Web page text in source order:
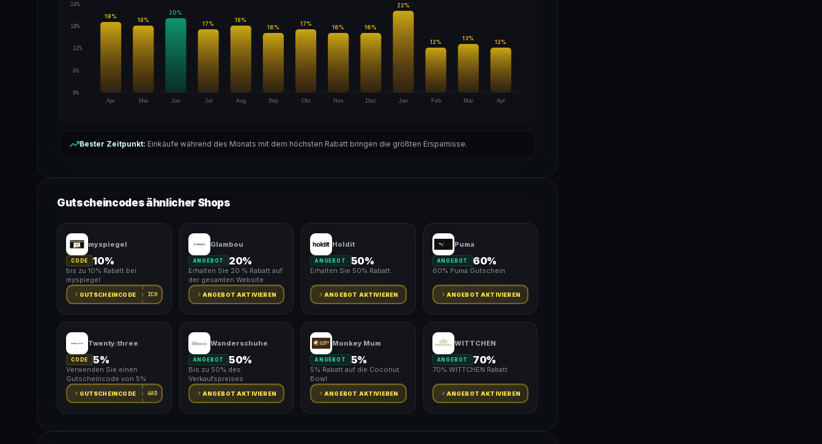
24%
18%
12%
6%
0%
Apr
19%
Mai
18%
Jun
20%
Jul
17%
Aug
18%
Sep
16%
Okt
17%
Nov
16%
Dez
16%
Jan
22%
Feb
12%
Mär
13%
Apr
12%
Bester Zeitpunkt: Einkäufe während des Monats mit dem höchsten Rabatt bringen die größten Ersparnisse.
Gutscheincodes ähnlicher Shops
myspiegel
CODE 10%
bis zu 10% Rabatt bei
myspiegel
GUTSCHEINCODE ICH
Glambou
ANGEBOT 20%
Erhalten Sie 20 % Rabatt auf
der gesamten Website.
ANGEBOT AKTIVIEREN
Holdit
ANGEBOT 50%
Erhalten Sie 50% Rabatt.
ANGEBOT AKTIVIEREN
Puma
ANGEBOT 60%
60% Puma Gutschein
ANGEBOT AKTIVIEREN
Twenty:three
CODE 5%
Verwenden Sie einen
Gutscheincode von 5%
GUTSCHEINCODE 4AD
Wanderschuhe
ANGEBOT 50%
Bis zu 50% des
Verkaufspreises
ANGEBOT AKTIVIEREN
Monkey Mum
ANGEBOT 5%
5% Rabatt auf die Coconut
Bowl
ANGEBOT AKTIVIEREN
WITTCHEN
ANGEBOT 70%
70% WITTCHEN Rabatt
ANGEBOT AKTIVIEREN